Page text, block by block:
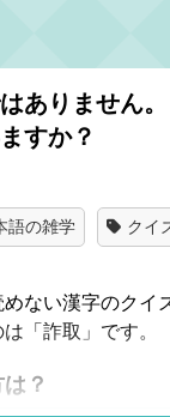
はありません
すか？
語の雑学 クイ
ない漢字のクイ
「詐取」です。
？